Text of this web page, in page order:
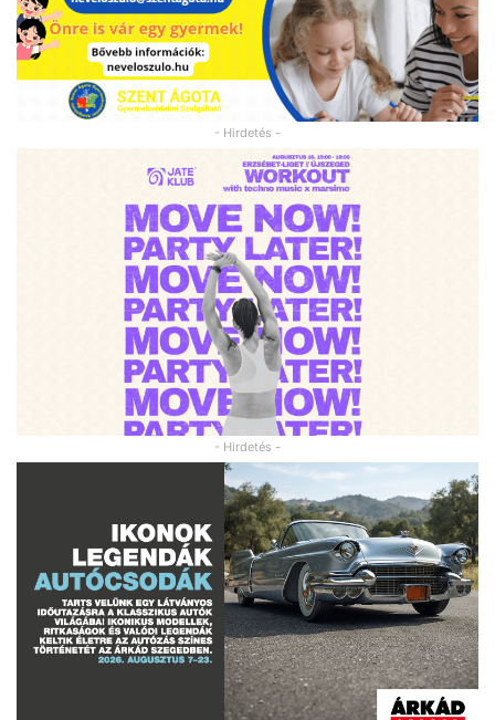
- Hirdetés -
- Hirdetés -